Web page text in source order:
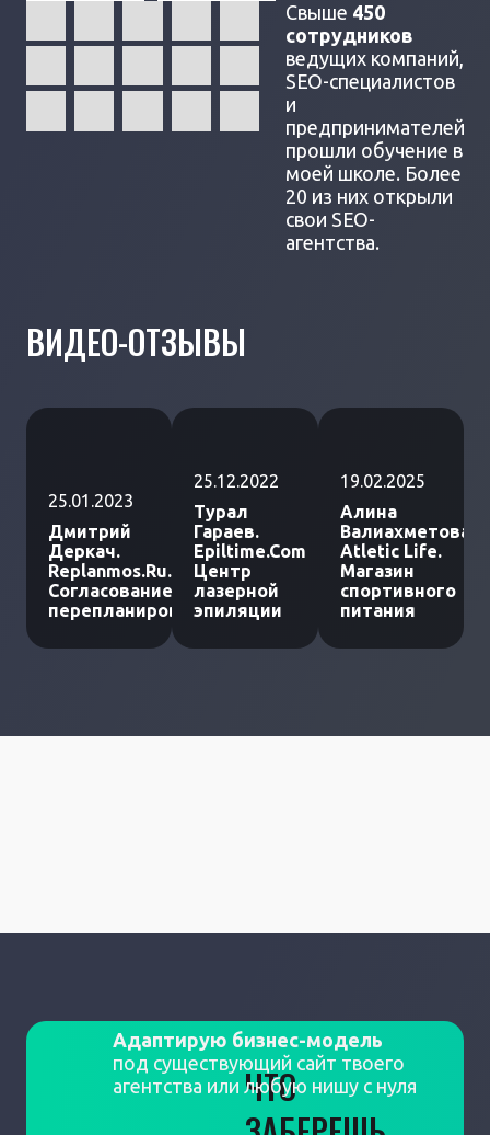
Свыше 450
сотрудников
ведущих компаний,
SEO-специалистов
и
предпринимателей
прошли обучение в
моей школе. Более
20 из них открыли
свои SEO-
агентства.
ВИДЕО-ОТЗЫВЫ
25.01.2023
Дмитрий
Деркач.
Replanmos.Ru.
Согласование
перепланировки
25.12.2022
Турал
Гараев.
Epiltime.Com
Центр
лазерной
эпиляции
19.02.2025
Алина
Валиахметова.
Atletic Life.
Магазин
спортивного
питания
ЧТО
Адаптирую бизнес-модель
под существующий сайт твоего
агентства или любую нишу с нуля